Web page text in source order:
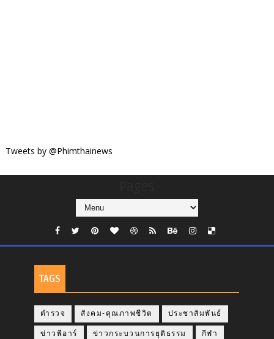
Tweets by @Phimthainews
TAGS
ตำรวจ สังคม-คุณภาพชีวิต ประชาสัมพันธ์
ข่าวพีอาร์ ข่าวกระบวนการยุติธรรม กีฬา